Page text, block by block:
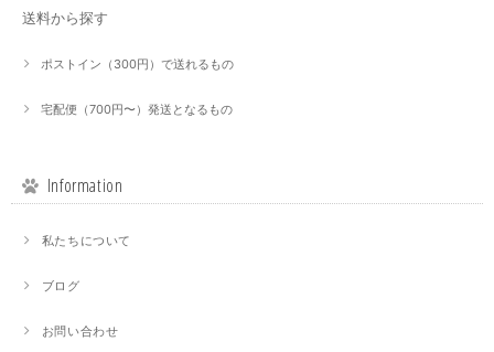
送料から探す
ポストイン（300円）で送れるもの
宅配便（700円〜）発送となるもの
Information
私たちについて
ブログ
お問い合わせ